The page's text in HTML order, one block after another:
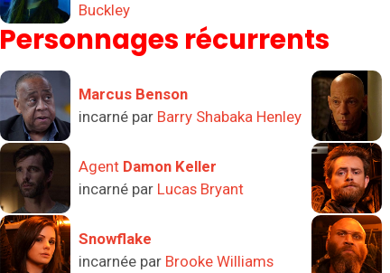
Buckley
Personnages récurrents
Marcus Benson
incarné par Barry Shabaka Henley
Agent Damon Keller
incarné par Lucas Bryant
Snowflake
incarnée par Brooke Williams